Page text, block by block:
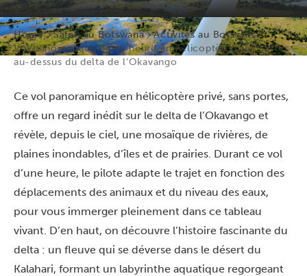
Home Safari au Botswana
Activités au Botswana
Vol panoramique d’une heure en hélicoptère sans portes
au-dessus du delta de l’Okavango
Ce vol panoramique en hélicoptère privé, sans portes,
offre un regard inédit sur le delta de l’Okavango et
révèle, depuis le ciel, une mosaïque de rivières, de
plaines inondables, d’îles et de prairies. Durant ce vol
d’une heure, le pilote adapte le trajet en fonction des
déplacements des animaux et du niveau des eaux,
pour vous immerger pleinement dans ce tableau
vivant. D’en haut, on découvre l’histoire fascinante du
delta : un fleuve qui se déverse dans le désert du
Kalahari, formant un labyrinthe aquatique regorgeant